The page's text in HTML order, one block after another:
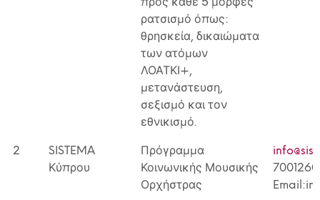
προς κάθε 5 μορφές
ρατσισμό όπως:
θρησκεία, δικαιώματα
των ατόμων
ΛΟΑΤΚΙ+,
μετανάστευση,
σεξισμό και τον
εθνικισμό.
2
SISTEMA
Κύπρου
Πρόγραμμα
Κοινωνικής Μουσικής
Ορχήστρας
7001260